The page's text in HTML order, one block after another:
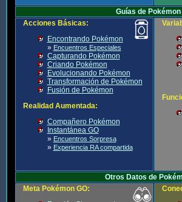
Guías de Pokémon
Acciones Básicas:
Encontrando Pokémon
» Encuentros Especiales
Capturando Pokémon
Criando Pokémon
Evolucionando Pokémon
Transformación de Pokémon
Fusión de Pokémon
Realidad Aumentada:
Compañero Pokémon
Instantánea GO
» Encuentros Sorpresa
» Experiencia RA compartida
Otros Datos de
Meta Pokémon GO: